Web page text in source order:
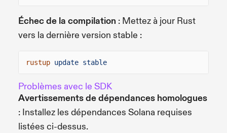
Échec de la compilation : Mettez à jour Rust
vers la dernière version stable :
rustup update stable
Problèmes avec le SDK
Avertissements de dépendances homologues
: Installez les dépendances Solana requises
listées ci-dessus.